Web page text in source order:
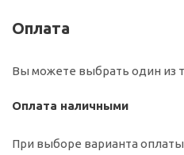
Оплата
Вы можете выбрать один из
Оплата наличными
При выборе варианта